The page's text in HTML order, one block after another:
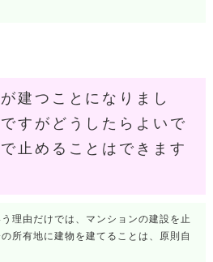
建つことになりまし
すがどうしたらよいで
止めることはできます
理由だけでは、マンションの建設を止
所有地に建物を建てることは、原則自